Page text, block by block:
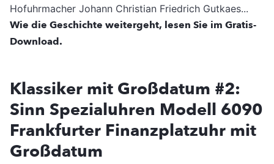
Hofuhrmacher Johann Christian Friedrich Gutkaes...
Wie die Geschichte weitergeht, lesen Sie im Gratis-
Download.
Klassiker mit Großdatum #2:
Sinn Spezialuhren Modell 6090
Frankfurter Finanzplatzuhr mit
Großdatum